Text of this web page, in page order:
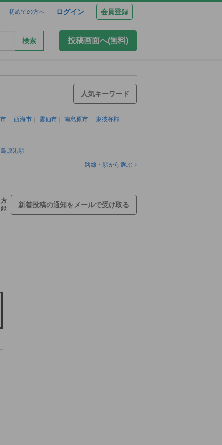
初めての方へ ログイン 会員登録
検索 投稿画面へ(無料)
人気キーワード
西海市 雲仙市 南島原市 東彼杵郡
島原港駅
路線・駅から選ぶ
新着投稿の通知をメールで受け取る